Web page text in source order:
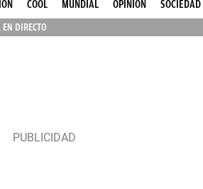
COOL MUNDIAL OPINIÓN SOCIEDAD
DIRECTO